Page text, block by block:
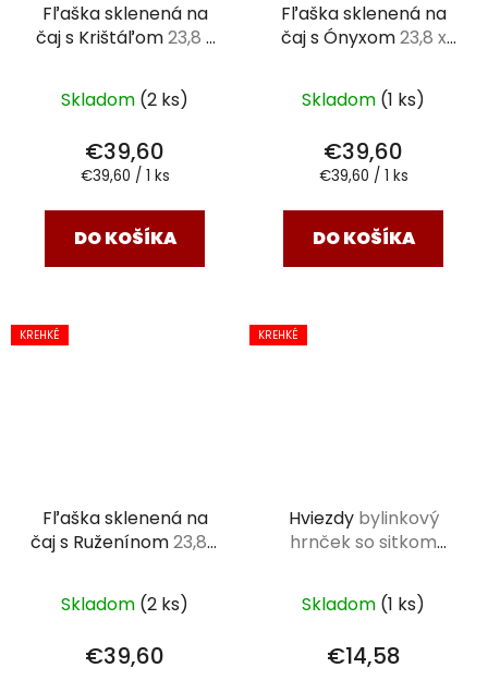
Fľaška sklenená na
čaj s Krištáľom23,8 x
Skladom (2 ks)
€39,60
Jednotková
€39,60 / 1 ks
DO KOŠÍKA
Fľaška sklenená na
čaj s Ónyxom23,8 x
Skladom (1 ks)
€39,60
Jednotková
€39,60 / 1 ks
DO KOŠÍKA
KREHKÉ
Fľaška sklenená na
čaj s Ruženínom23,8 x
Skladom (2 ks)
€39,60
KREHKÉ
Hviezdy bylinkový
hrnček so sitkom
Skladom (1 ks)
€14,58